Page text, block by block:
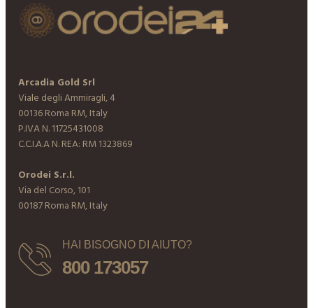
Arcadia Gold Srl
Viale degli Ammiragli, 4
00136 Roma RM, Italy
P.IVA N. 11725431008
C.C.I.A.A N. REA: RM 1323869
Orodei S.r.l.
Via del Corso, 101
00187 Roma RM, Italy
HAI BISOGNO DI AIUTO?
800 173057